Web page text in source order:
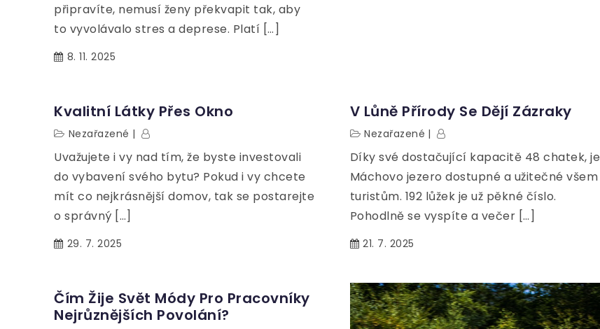
připravíte, nemusí ženy překvapit tak, aby
to vyvolávalo stres a deprese. Platí […]
8. 11. 2025
Kvalitní Látky Přes Okno
Nezařazené
Uvažujete i vy nad tím, že byste investovali
do vybavení svého bytu? Pokud i vy chcete
mít co nejkrásnější domov, tak se postarejte
o správný […]
29. 7. 2025
V Lůně Přírody Se Dějí Zázraky
Nezařazené
Díky své dostačující kapacitě 48 chatek, je
Máchovo jezero dostupné a užitečné všem
turistům. 192 lůžek je už pěkné číslo.
Pohodlně se vyspíte a večer […]
21. 7. 2025
Čím Žije Svět Módy Pro Pracovníky
Nejrůznějších Povolání?